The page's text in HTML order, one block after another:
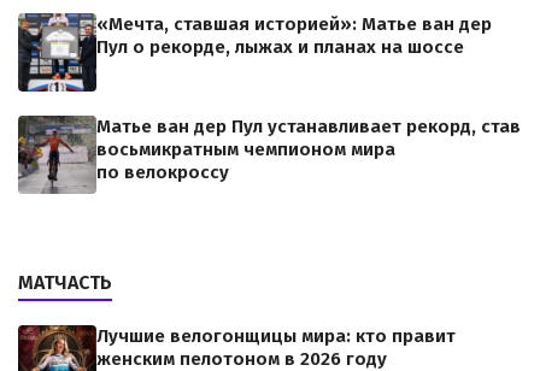
«Мечта, ставшая историей»: Матье ван дер
Пул о рекорде, лыжах и планах на шоссе
Матье ван дер Пул устанавливает рекорд, став
восьмикратным чемпионом мира
по велокроссу
МАТЧАСТЬ
Лучшие велогонщицы мира: кто правит
женским пелотоном в 2026 году